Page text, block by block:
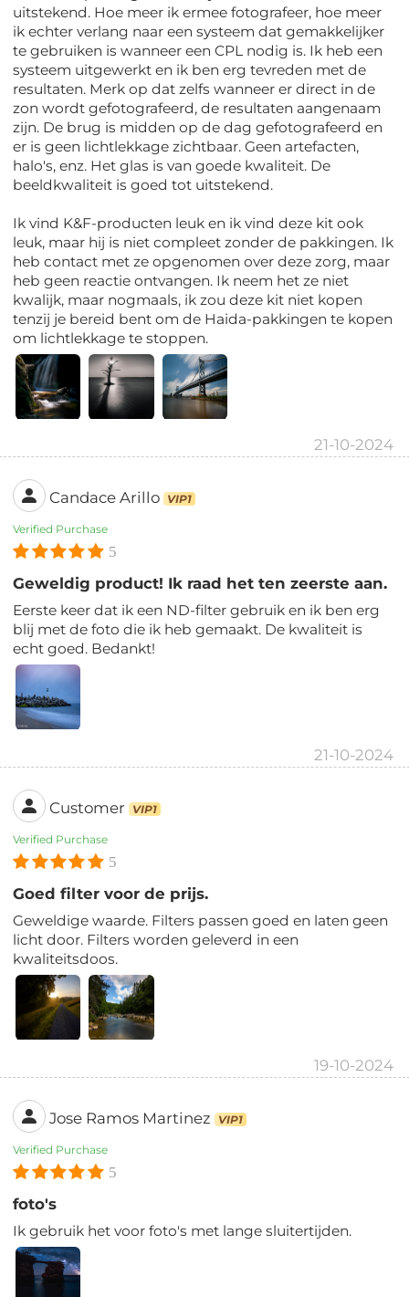
uitstekend. Hoe meer ik ermee fotografeer, hoe meer
ik echter verlang naar een systeem dat gemakkelijker
te gebruiken is wanneer een CPL nodig is. Ik heb een
systeem uitgewerkt en ik ben erg tevreden met de
resultaten. Merk op dat zelfs wanneer er direct in de
zon wordt gefotografeerd, de resultaten aangenaam
zijn. De brug is midden op de dag gefotografeerd en
er is geen lichtlekkage zichtbaar. Geen artefacten,
halo's, enz. Het glas is van goede kwaliteit. De
beeldkwaliteit is goed tot uitstekend.
Ik vind K&F-producten leuk en ik vind deze kit ook
leuk, maar hij is niet compleet zonder de pakkingen. Ik
heb contact met ze opgenomen over deze zorg, maar
heb geen reactie ontvangen. Ik neem het ze niet
kwalijk, maar nogmaals, ik zou deze kit niet kopen
tenzij je bereid bent om de Haida-pakkingen te kopen
om lichtlekkage te stoppen.
21-10-2024
Candace Arillo VIP1
Verified Purchase
5
Geweldig product! Ik raad het ten zeerste aan.
Eerste keer dat ik een ND-filter gebruik en ik ben erg
blij met de foto die ik heb gemaakt. De kwaliteit is
echt goed. Bedankt!
21-10-2024
Customer VIP1
Verified Purchase
5
Goed filter voor de prijs.
Geweldige waarde. Filters passen goed en laten geen
licht door. Filters worden geleverd in een
kwaliteitsdoos.
19-10-2024
Jose Ramos Martinez VIP1
Verified Purchase
5
foto's
Ik gebruik het voor foto's met lange sluitertijden.